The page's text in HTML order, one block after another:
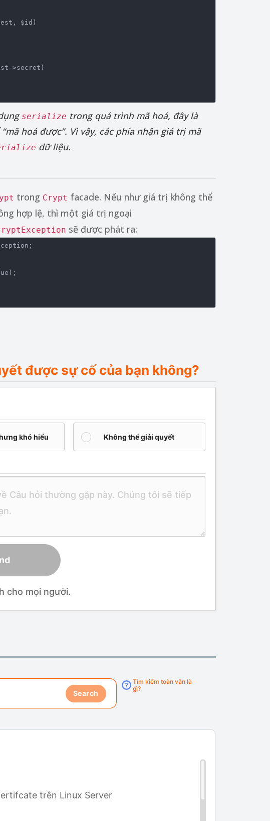
$id)
>secret)
serialize trong quá trình mã hoá, đây là
hoá được”. Vì vậy, các phía nhận giá trị mã
dữ liệu.
trong Crypt facade. Nếu như giá trị không thể
hợp lệ, thì một giá trị ngoại
sẽ được phát ra:
;
được sự cố của bạn không?
khó hiểu Không thể giải quyết
cho mọi người.
Search
Tìm kiếm toàn văn là
gì?
trên Linux Server